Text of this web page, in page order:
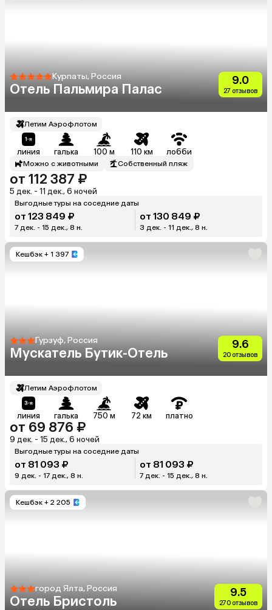
Курпаты, Россия
Отель Пальмира Палас
9.0
27 отзывов
Летим Аэрофлотом
линия галька 100 м 110 км лобби
Можно с животными Собственный пляж
от 112 387 ₽
5 дек. - 11 дек., 6 ночей
Выгодные туры на соседние даты
от 123 849 ₽
7 дек. - 15 дек., 8 н.
от 130 849 ₽
3 дек. - 11 дек., 8 н.
Кешбэк + 1 397
Гурзуф, Россия
Мускатель Бутик-Отель
9.6
20 отзывов
Летим Аэрофлотом
линия галька 750 м 72 км платно
от 69 876 ₽
9 дек. - 15 дек., 6 ночей
Выгодные туры на соседние даты
от 81 093 ₽
9 дек. - 17 дек., 8 н.
от 81 093 ₽
7 дек. - 15 дек., 8 н.
Кешбэк + 2 205
город Ялта, Россия
Отель Бристоль
9.5
270 отзывов